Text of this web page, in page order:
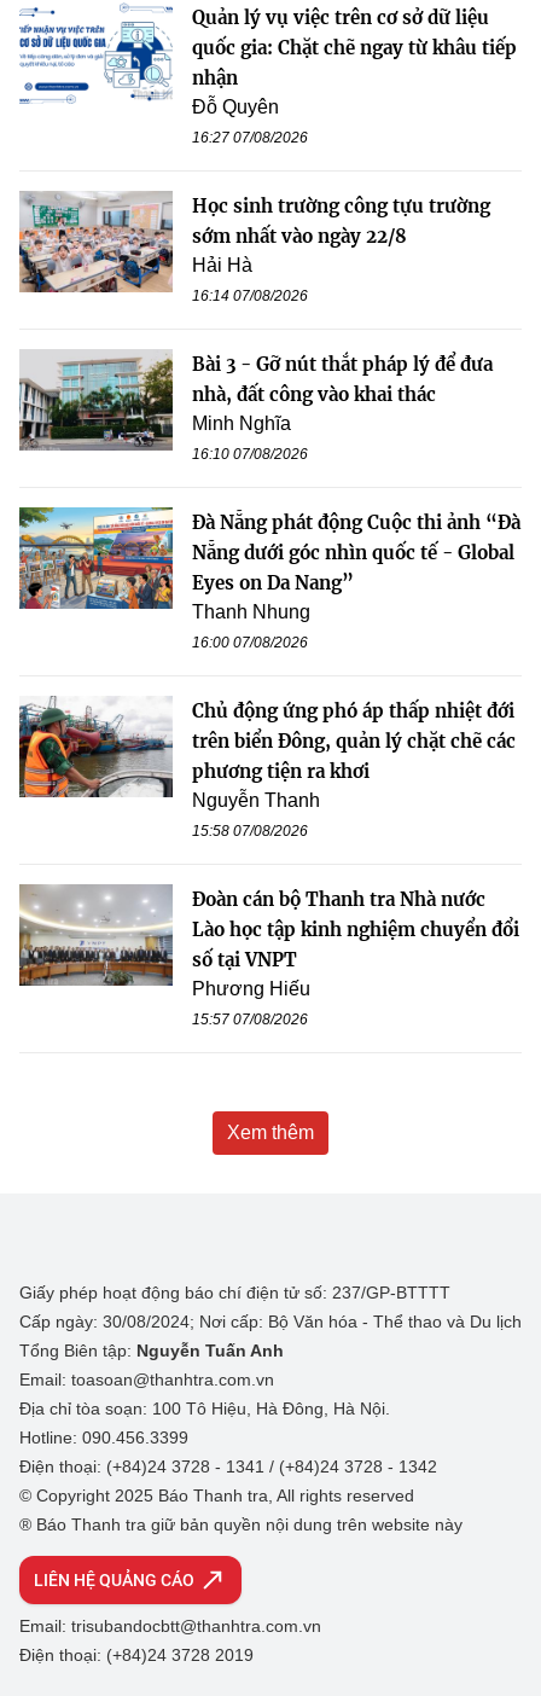
Quản lý vụ việc trên cơ sở dữ liệu
quốc gia: Chặt chẽ ngay từ khâu tiếp
nhận
Đỗ Quyên
16:27 07/08/2026
Học sinh trường công tựu trường
sớm nhất vào ngày 22/8
Hải Hà
16:14 07/08/2026
Bài 3 - Gỡ nút thắt pháp lý để đưa
nhà, đất công vào khai thác
Minh Nghĩa
16:10 07/08/2026
Đà Nẵng phát động Cuộc thi ảnh “Đà
Nẵng dưới góc nhìn quốc tế - Global
Eyes on Da Nang”
Thanh Nhung
16:00 07/08/2026
Chủ động ứng phó áp thấp nhiệt đới
trên biển Đông, quản lý chặt chẽ các
phương tiện ra khơi
Nguyễn Thanh
15:58 07/08/2026
Đoàn cán bộ Thanh tra Nhà nước
Lào học tập kinh nghiệm chuyển đổi
số tại VNPT
Phương Hiếu
15:57 07/08/2026
Xem thêm
Giấy phép hoạt động báo chí điện tử số: 237/GP-BTTTT
Cấp ngày: 30/08/2024; Nơi cấp: Bộ Văn hóa - Thể thao và Du lịch
Tổng Biên tập: Nguyễn Tuấn Anh
Email: toasoan@thanhtra.com.vn
Địa chỉ tòa soạn: 100 Tô Hiệu, Hà Đông, Hà Nội.
Hotline: 090.456.3399
Điện thoại: (+84)24 3728 - 1341 / (+84)24 3728 - 1342
© Copyright 2025 Báo Thanh tra, All rights reserved
® Báo Thanh tra giữ bản quyền nội dung trên website này
LIÊN HỆ QUẢNG CÁO
Email: trisubandocbtt@thanhtra.com.vn
Điện thoại: (+84)24 3728 2019